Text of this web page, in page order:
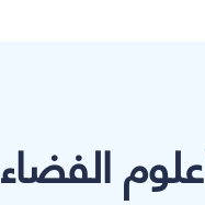
علوم الفضاء